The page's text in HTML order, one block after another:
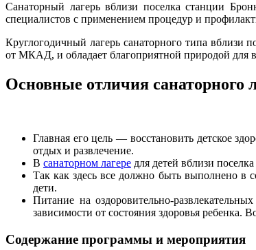
Санаторный лагерь вблизи поселка станции
специалистов с применением процедур и
Круглогодичный лагерь санаторного типа вблизи
от МКАД, и обладает благоприятной природой для
Основные отличия санаторного
Главная его цель — восстановить детское
отдых и развлечение.
В санаторном лагере для детей вблизи
Так как здесь все должно быть выполнено в
дети.
Питание на оздоровительно-
зависимости от состояния здоровья ребенка.
Содержание программы и мероприятия